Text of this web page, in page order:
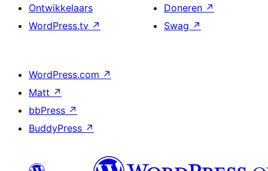
Ontwikkelaars
WordPress.tv ↗
Doneren ↗
Swag ↗
WordPress.com ↗
Matt ↗
bbPress ↗
BuddyPress ↗